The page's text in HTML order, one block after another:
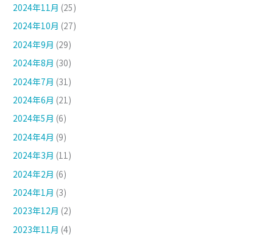
2024年11月 (25)
2024年10月 (27)
2024年9月 (29)
2024年8月 (30)
2024年7月 (31)
2024年6月 (21)
2024年5月 (6)
2024年4月 (9)
2024年3月 (11)
2024年2月 (6)
2024年1月 (3)
2023年12月 (2)
2023年11月 (4)